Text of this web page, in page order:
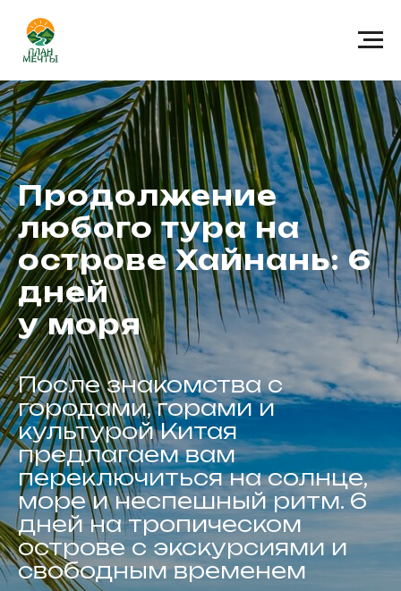
Продолжение
любого тура на
острове Хайнань: 6
дней
у моря
После знакомства с
городами, горами и
культурой Китая
предлагаем вам
переключиться на солнце,
море и неспешный ритм. 6
дней на тропическом
острове с экскурсиями и
свободным временем